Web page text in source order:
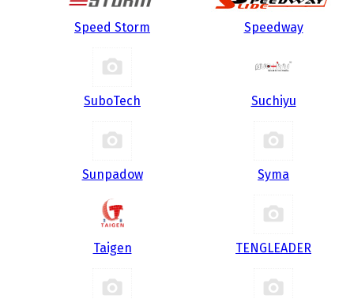
Speed Storm Speedway
SuboTech Suchiyu
Sunpadow Syma
Taigen TENGLEADER